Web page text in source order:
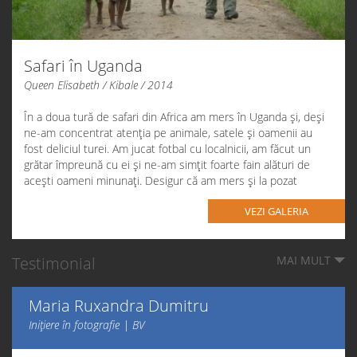
Safari în Uganda
Queen Elisabeth / Kibale / 2014
În a doua tură de safari din Africa am mers în Uganda și, deși
ne-am concentrat atenția pe animale, satele și oamenii au
fost deliciul turei. Am jucat fotbal cu localnicii, am făcut un
grătar împreună cu ei și ne-am simțit foarte fain alături de
acești oameni minunați. Desigur că am mers și la pozat
animale, iar cimpanzeii au fost cei care ne-au impresionat cel
VEZI GALERIA
Testimonial MAI MULT
Maria Ruxandra Dumitru
Inițiere în fotografie | BV